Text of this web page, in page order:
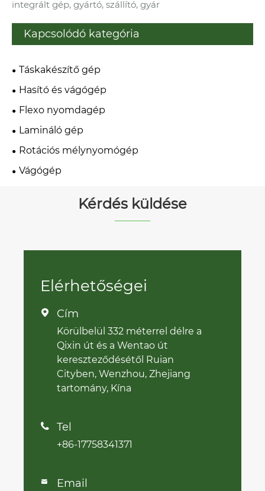
integrált gép, gyártó, szállító, gyár
Kapcsolódó kategória
Táskakészítő gép
Hasító és vágógép
Flexo nyomdagép
Lamináló gép
Rotációs mélynyomógép
Vágógép
Kérdés küldése
Elérhetőségei
 Cím
Körülbelül 332 méterrel délre a
Qixin út és a Wentao út
kereszteződésétől Ruian
Cityben, Wenzhou, Zhejiang
tartomány, Kína
 Tel
+86-17758341371
 Email